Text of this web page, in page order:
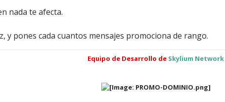
nada te afecta.
y pones cada cuantos mensajes promociona de rango.
Equipo de Desarrollo de Skylium Network